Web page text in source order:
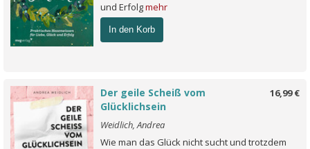
und Erfolgmehr
In den Korb
16,99 €
Der geile Scheiß vom
Glücklichsein
Weidlich, Andrea
Wie man das Glück nicht sucht und trotzdem